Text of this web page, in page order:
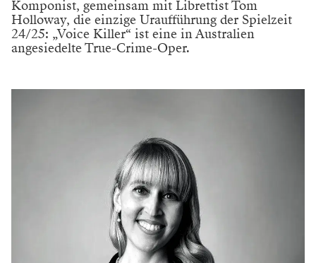
Komponist, gemeinsam mit Librettist Tom
Holloway, die einzige Uraufführung der Spielzeit
24/25: „Voice Killer“ ist eine in Australien
angesiedelte True-Crime-Oper.